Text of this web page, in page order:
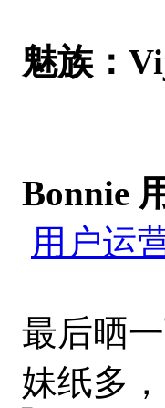
魅族：
Bonnie
用户运
最后晒
妹纸多